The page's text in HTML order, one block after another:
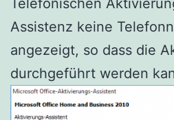
Assistenz keine
angezeigt, so dass die
durchgeführt werden